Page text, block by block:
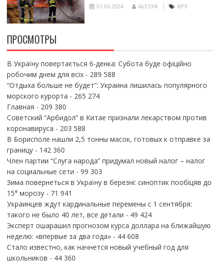
01.06.2024 ALESYA ВРУ
ПРОСМОТРЫ
В Україну повертається 6-денка: Субота буде офіційно
робочим днем для всіх- 289 588
“Отдыха больше не будет”: Украина лишилась популярного
морского курорта - 265 274
Главная - 209 380
Советский “Арбидол” в Китае признали лекарством против
коронавируса - 203 588
В Борисполе нашли 2,5 тонны масок, готовых к отправке за
границу- 142 360
Член партии “Слуга народа” придумал новый налог – налог
на социальные сети - 99 303
Зима повернеться в Україну в березні: синоптик пообіцяв до
15° морозу- 71 941
Украинцев ждут кардинальные перемены с 1 сентября:
такого не было 40 лет, все детали - 49 424
Эксперт ошарашил прогнозом курса доллара на ближайшую
неделю: «впервые за два года»- 44 608
Стало известно, как начнется новый учебный год для
школьников - 44 360